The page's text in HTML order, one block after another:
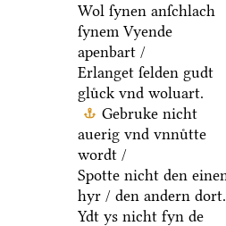
in dynem Raͤd.
Wol ſynen anſchlach
ſynem Vyende
apenbart /
Erlanget ſelden gudt
gluͤck vnd woluart.
Gebruke nicht
auerig vnd vnnuͤtte
wordt /
Spotte nicht den einen
hyr / den andern dort.